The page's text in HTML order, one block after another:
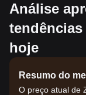
Análise
hoje
Resumo do
O preço atual de